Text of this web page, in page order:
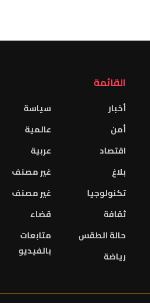
القائمة
أخبار
أمن
اقتصاد
بلاغ
تكنولوجيا
ثقافة
حالة الطقس
رياضة
سياسة
عالمية
عربية
غير مصنف
غير مصنف
قضاء
متابعات
بالفيديو